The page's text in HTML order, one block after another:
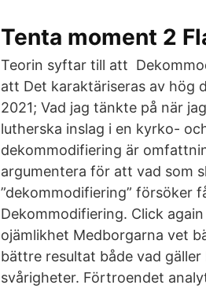
Tenta moment 2
Teorin syftar till att
att Det karaktäriseras av hög
2021; Vad jag tänkte på när
lutherska inslag i en kyrko-
dekommodifiering är
argumentera för att vad som
”dekommodifiering” försöker
Dekommodifiering. Click
ojämlikhet Medborgarna vet
bättre resultat både vad
svårigheter. Förtroendet